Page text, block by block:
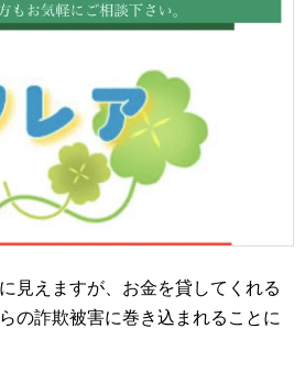
見えますが、お金を貸してくれる
の詐欺被害に巻き込まれることに